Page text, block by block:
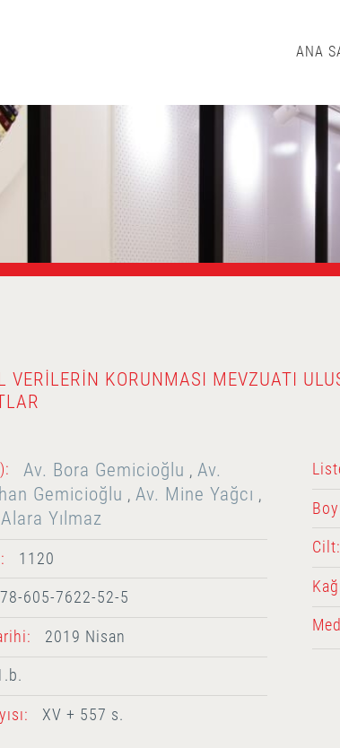
ANA
VERILERIN KORUNMASI MEVZUATI
Av. Bora Gemicioğlu , Av.
Gemicioğlu , Av. Mine Yağcı ,
Yılmaz
1120
605-7622-52-5
2019 Nisan
XV + 557 s.
Cilt: